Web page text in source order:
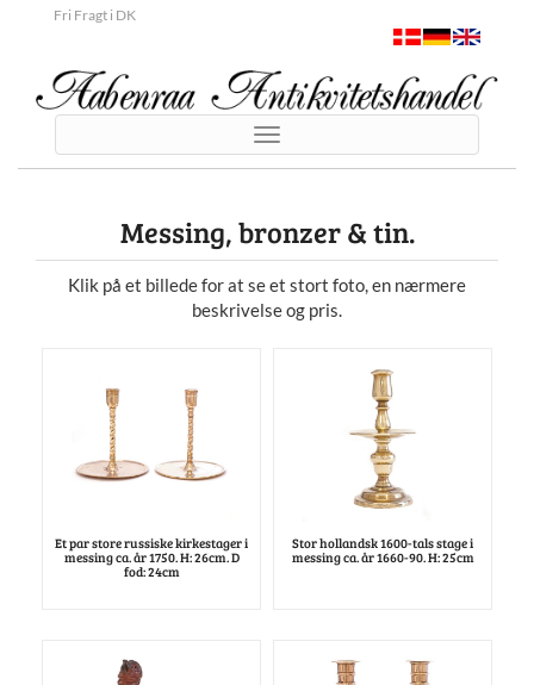
Fri Fragt i DK
Toggle
navigation
Messing, bronzer & tin.
Klik på et billede for at se et stort foto, en nærmere
beskrivelse og pris.
Et par store russiske kirkestager i
messing ca. år 1750. H: 26cm. D
fod: 24cm
Stor hollandsk 1600-tals stage i
messing ca. år 1660-90. H: 25cm